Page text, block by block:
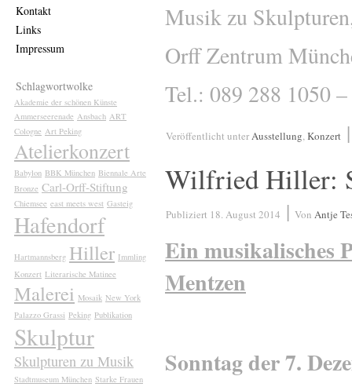
Kontakt
Links
Impressum
Schlagwortwolke
Akademie der schönen Künste
Ammerseerenade Ansbach ART
Cologne Art Peking
Atelierkonzert
Babylon BBK München Biennale Arte
Bronze Carl-Orff-Stiftung
Chiemsee east meets west Gasteig
Hafendorf
Hartmannsberg Hiller Immling
Konzert Literarische Matinee
Malerei Mosaik New York
Palazzo Grassi Peking Publikation
Skulptur
Skulpturen zu Musik
Stadtmuseum München Starke Frauen
Musik zu
Orff Zentrum
Tel.: 089 288 1050
Veröffentlicht unterAusstellung,Konzert
Wilfried Hiller:
Publiziert 18. August 2014 | Von Antje
Ein musikalisches
Mentzen
Sonntag der 7.